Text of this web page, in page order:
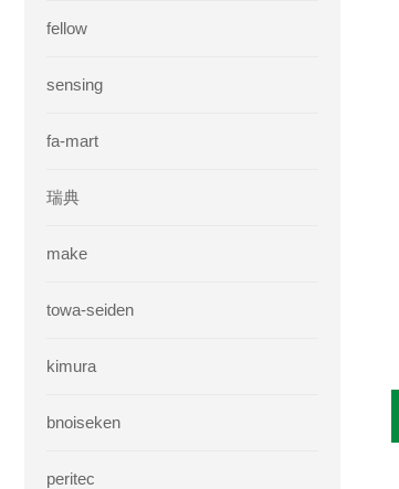
fellow
sensing
fa-mart
瑞典
make
towa-seiden
kimura
bnoiseken
peritec